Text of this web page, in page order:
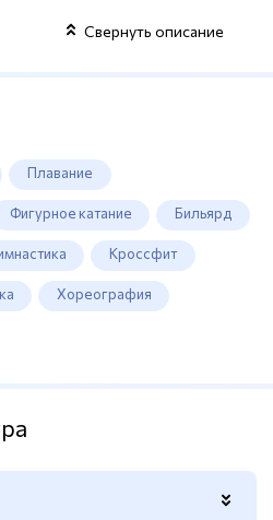
Свернуть описание
Плавание
Фигурное катание Бильярд
Кроссфит
Хореография